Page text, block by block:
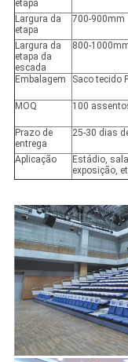
etapa
Largura da
etapa
700-900mm
Largura da
etapa da
escada
800-
Embalagem Saco tecido
MOQ 100
Prazo de
entrega
25-30 dias
Aplicação
Estádio,
exposição,